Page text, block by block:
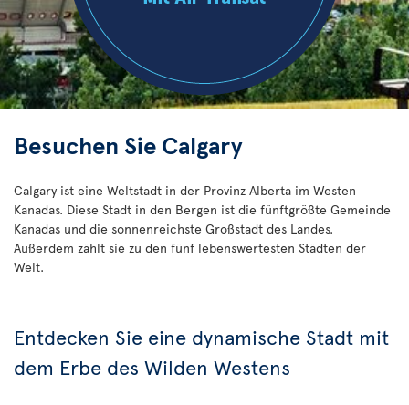
Besuchen Sie Calgary
Calgary ist eine Weltstadt in der Provinz Alberta im Westen
Kanadas. Diese Stadt in den Bergen ist die fünftgrößte Gemeinde
Kanadas und die sonnenreichste Großstadt des Landes.
Außerdem zählt sie zu den fünf lebenswertesten Städten der
Welt.
Entdecken Sie eine dynamische Stadt mit
dem Erbe des Wilden Westens